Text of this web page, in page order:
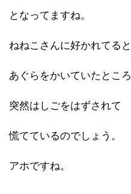
となってますね。
ねねこさんに好かれてると
あぐらをかいていたところ
突然はしごをはずされて
慌てているのでしょう。
アホですね。